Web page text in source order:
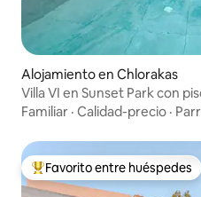
Alojamiento en Chlorakas
Villa VI en Sunset Park con
Familiar · Calidad-precio ·
Favorito entre huéspedes
Favorito entre huéspedes